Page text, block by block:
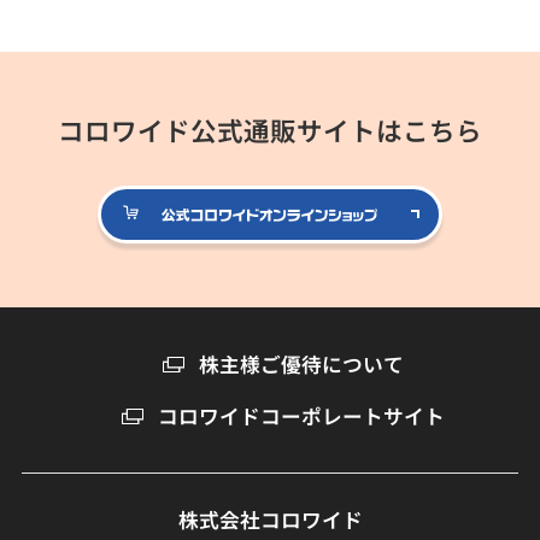
コロワイド公式通販サイトはこちら
公式コロ
株主様ご優待について
コロワイドコーポレートサイト
株式会社コロワイド